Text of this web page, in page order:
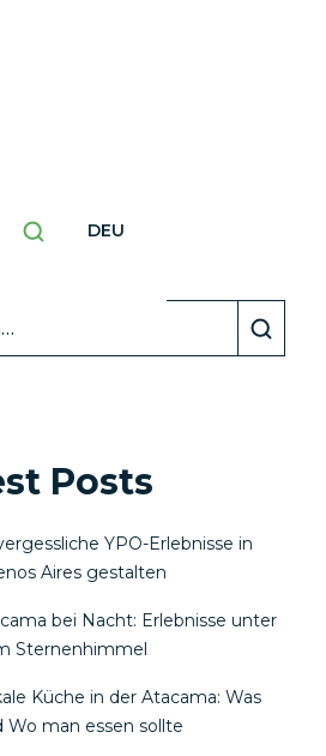
DEU
Posts
YPO-Erlebnisse in
Aires gestalten
bei Nacht: Erlebnisse unter
Sternenhimmel
Küche in der Atacama: Was
Wo man essen sollte